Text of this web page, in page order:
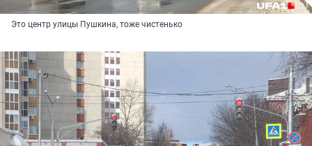
Это центр улицы Пушкина, тоже чистенько